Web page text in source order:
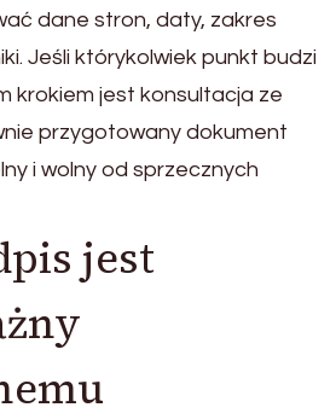
dane stron, daty, zakres
Jeśli którykolwiek punkt budzi
krokiem jest konsultacja ze
przygotowany dokument
i wolny od sprzecznych
jest